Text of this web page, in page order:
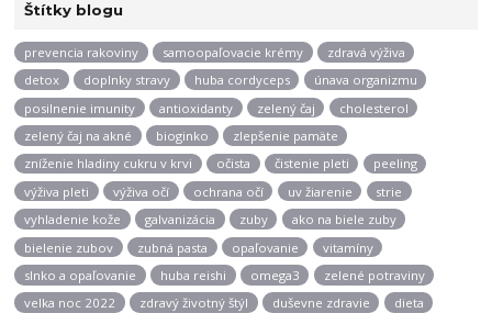
Štítky blogu
prevencia rakoviny samoopaľovacie krémy
zdravá výživa
detox
doplnky stravy huba cordyceps
únava organizmu
posilnenie imunity
antioxidanty zelený čaj
cholesterol
zelený čaj na akné
bioginko
zlepšenie pamäte
zníženie hladiny cukru v krvi
očista čistenie pleti
peeling
výživa pleti
výživa očí ochrana očí uv žiarenie
strie
vyhladenie kože
galvanizácia zuby
ako na biele zuby
bielenie zubov
zubná pasta opaľovanie
vitamíny
slnko a opaľovanie
huba reishi omega3
zelené potraviny
velka noc 2022
zdravý životný štýl duševne zdravie
dieta